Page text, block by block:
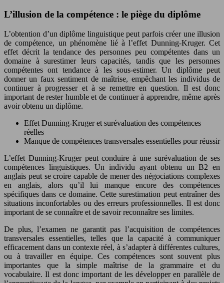
L’illusion de la compétence : le piège du diplôme
L’obtention d’un diplôme linguistique peut parfois créer une illusion
de compétence, un phénomène lié à l’effet Dunning-Kruger. Cet
effet décrit la tendance des personnes peu compétentes dans un
domaine à surestimer leurs capacités, tandis que les personnes
compétentes ont tendance à les sous-estimer. Un diplôme peut
donner un faux sentiment de maîtrise, empêchant les individus de
continuer à progresser et à se remettre en question. Il est donc
important de rester humble et de continuer à apprendre, même après
avoir obtenu un diplôme.
Effet Dunning-Kruger et surévaluation des compétences
réelles
Manque de compétences transversales essentielles pour réussir
L’effet Dunning-Kruger peut conduire à une surévaluation de ses
compétences linguistiques. Un individu ayant obtenu un B2 en
anglais peut se croire capable de mener des négociations complexes
en anglais, alors qu’il lui manque encore des compétences
spécifiques dans ce domaine. Cette surestimation peut entraîner des
situations inconfortables ou des erreurs professionnelles. Il est donc
important de se connaître et de savoir reconnaître ses limites.
De plus, l’examen ne garantit pas l’acquisition de compétences
transversales essentielles, telles que la capacité à communiquer
efficacement dans un contexte réel, à s’adapter à différentes cultures,
ou à travailler en équipe. Ces compétences sont souvent plus
importantes que la simple maîtrise de la grammaire et du
vocabulaire. Il est donc important de les développer en parallèle de